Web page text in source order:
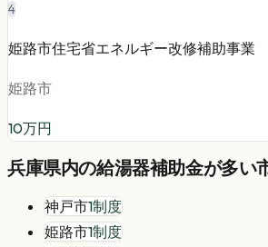
4
姫路市住宅省エネルギー改修補助事業
姫路市
10万円
兵庫県内の給湯器補助金が多い
神戸市1制度
姫路市1制度